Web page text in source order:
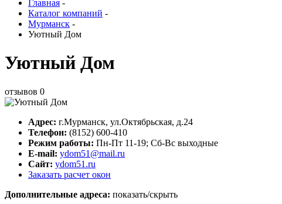
Главная -
Каталог компаний -
Мурманск -
Уютный Дом
Уютный Дом
отзывов 0
Адрес: г.Мурманск, ул.Октябрьская, д.24
Телефон: (8152) 600-410
Режим работы: Пн-Пт 11-19; Сб-Вс выходные
E-mail: ydom51@mail.ru
Сайт: ydom51.ru
Заказать расчет окон
Дополнительные адреса: показать/скрыть